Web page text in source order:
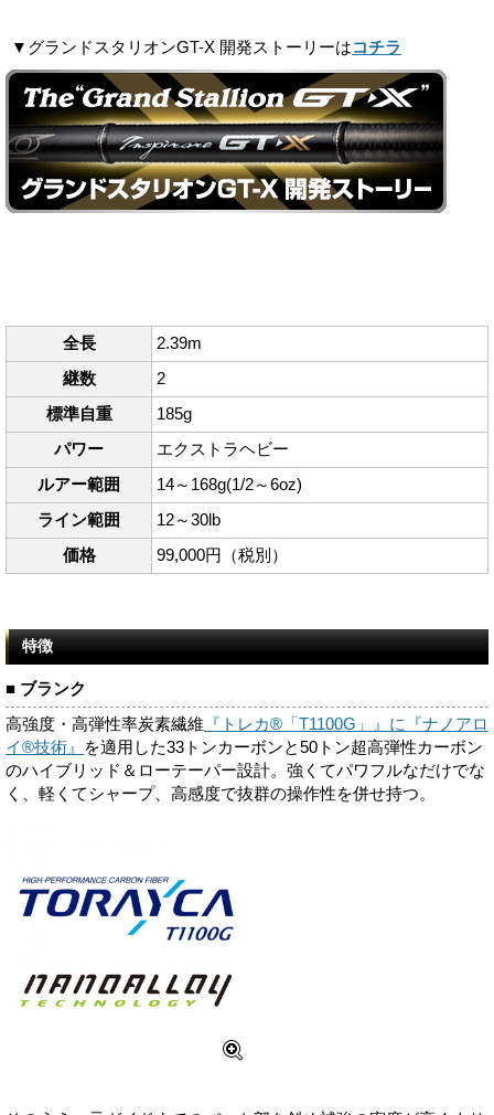
▼グランドスタリオンGT-X 開発ストーリーはコチラ
全長
2.39m
継数
2
標準自重
185g
パワー
エクストラヘビー
ルアー範囲
14～168g(1/2～6oz)
ライン範囲
12～30lb
価格
99,000円（税別）
特徴
■ ブランク
高強度・高弾性率炭素繊維 『トレカ®「T1100G」』に『ナノアロ
イ®技術』
を適用した33トンカーボンと50トン超高弾性カーボン
のハイブリッド＆ローテーパー設計。強くてパワフルなだけでな
く、軽くてシャープ、高感度で抜群の操作性を併せ持つ。